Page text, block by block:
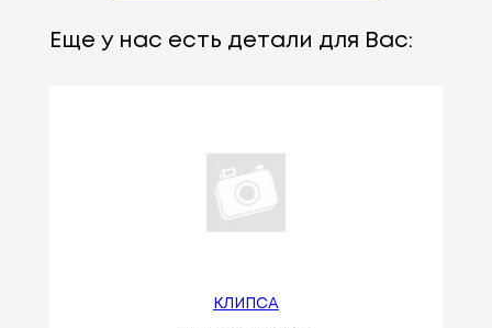
Еще у нас есть детали для Вас:
КЛИПСА